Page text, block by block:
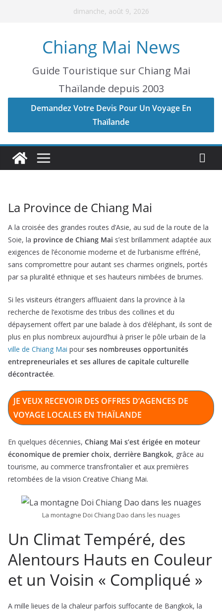
dimanche, août 9, 2026
Chiang Mai News
Guide Touristique sur Chiang Mai
Thaïlande depuis 2003
Demandez Votre Devis Pour Un Voyage En
Thaïlande
La Province de Chiang Mai
A la croisée des grandes routes d’Asie, au sud de la route de la
Soie, la province de Chiang Mai s’est brillamment adaptée aux
exigences de l’économie moderne et de l’urbanisme effréné,
sans compromettre pour autant ses charmes originels, portés
par sa pluralité ethnique et ses hauteurs nimbées de brumes.
Si les visiteurs étrangers affluaient dans la province à la
recherche de l’exotisme des tribus des collines et du
dépaysement offert par une balade à dos d’éléphant, ils sont de
plus en plus nombreux aujourd’hui à priser le pôle urbain de la
ville de Chiang Mai pour ses nombreuses opportunités
entrepreneuriales et ses allures de capitale culturelle
décontractée.
JE VEUX RECEVOIR DES OFFRES D’AGENCES DE
VOYAGE LOCALES EN THAÏLANDE
En quelques décennies, Chiang Mai s’est érigée en moteur
économique de premier choix, derrière Bangkok, grâce au
tourisme, au commerce transfrontalier et aux premières
retombées de la vision Creative Chiang Mai.
La montagne Doi Chiang Dao dans les nuages
Un Climat Tempéré, des
Alentours Hauts en Couleur
et un Voisin « Compliqué »
A mille lieues de la chaleur parfois suffocante de Bangkok, la